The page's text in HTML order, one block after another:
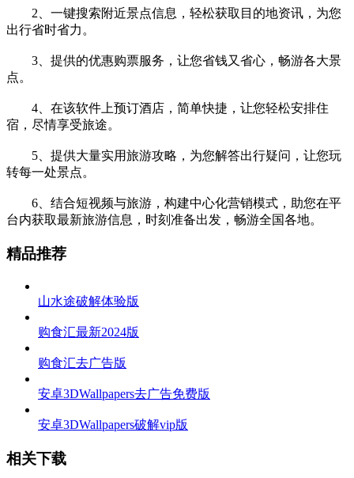
2、一键搜索附近景点信息，轻松获取目的地资讯，为您
出行省时省力。
3、提供的优惠购票服务，让您省钱又省心，畅游各大景
点。
4、在该软件上预订酒店，简单快捷，让您轻松安排住
宿，尽情享受旅途。
5、提供大量实用旅游攻略，为您解答出行疑问，让您玩
转每一处景点。
6、结合短视频与旅游，构建中心化营销模式，助您在平
台内获取最新旅游信息，时刻准备出发，畅游全国各地。
精品推荐
山水途破解体验版
购食汇最新2024版
购食汇去广告版
安卓3DWallpapers去广告免费版
安卓3DWallpapers破解vip版
相关下载